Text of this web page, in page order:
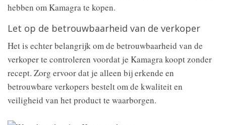
hebben om Kamagra te kopen.
Let op de betrouwbaarheid van de verkoper
Het is echter belangrijk om de betrouwbaarheid van de
verkoper te controleren voordat je Kamagra koopt zonder
recept. Zorg ervoor dat je alleen bij erkende en
betrouwbare verkopers bestelt om de kwaliteit en
veiligheid van het product te waarborgen.